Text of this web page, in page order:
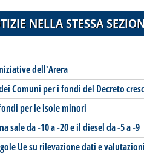
NELLA STESSA
dell'Arera
Comuni per i fondi del Decreto
per le isole minori
sale da -10 a -20 e il diesel da -5 a -9
Ue su rilevazione dati e valutazioni